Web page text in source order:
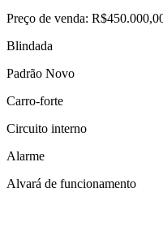
Preço de venda:
Blindada
Padrão Novo
Carro-forte
Circuito interno
Alarme
Alvará de funcionamento